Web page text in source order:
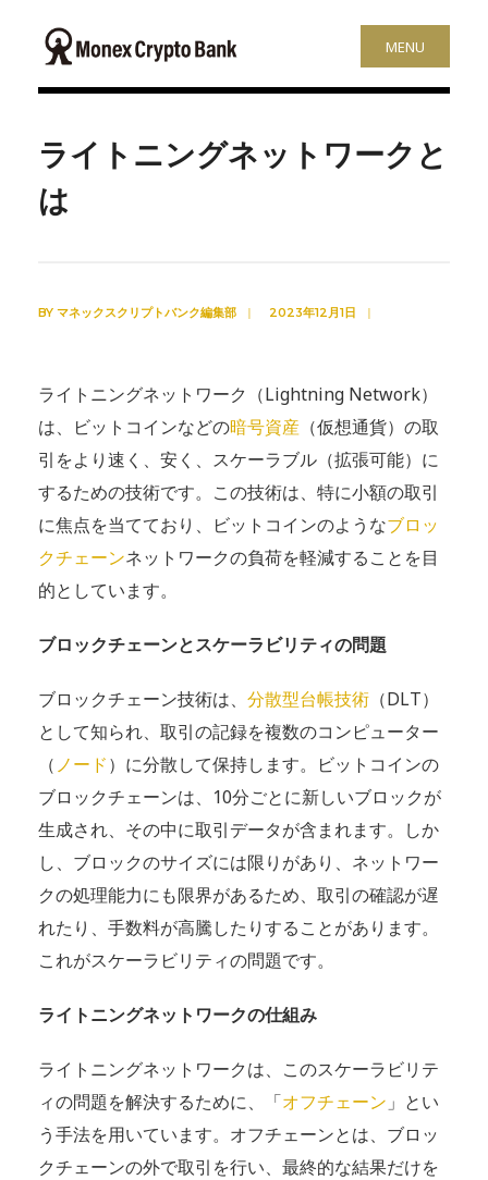
MENU
ライトニングネットワークと
は
BY マネックスクリプトバンク編集部 | 2023年12月1日 |
ライトニングネットワーク（Lightning Network）
は、ビットコインなどの暗号資産 （仮想通貨）の取
引をより速く、安く、スケーラブル（拡張可能）に
するための技術です。この技術は、特に小額の取引
に焦点を当てており、ビットコインのようなブロッ
クチェーンネットワークの負荷を軽減することを目
的としています。
ブロックチェーンとスケーラビリティの問題
ブロックチェーン技術は、 分散型台帳技術 （DLT）
として知られ、取引の記録を複数のコンピューター
（ ノード）に分散して保持します。ビットコインの
ブロックチェーンは、10分ごとに新しいブロックが
生成され、その中に取引データが含まれます。しか
し、ブロックのサイズには限りがあり、ネットワー
クの処理能力にも限界があるため、取引の確認が遅
れたり、手数料が高騰したりすることがあります。
これがスケーラビリティの問題です。
ライトニングネットワークの仕組み
ライトニングネットワークは、このスケーラビリテ
ィの問題を解決するために、「オフチェーン 」とい
う手法を用いています。オフチェーンとは、ブロッ
クチェーンの外で取引を行い、最終的な結果だけを